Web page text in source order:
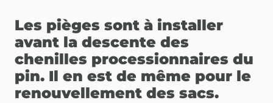
Les pièges sont à installer
avant la descente des
chenilles processionnaires du
pin. Il en est de même pour le
renouvellement des sacs.